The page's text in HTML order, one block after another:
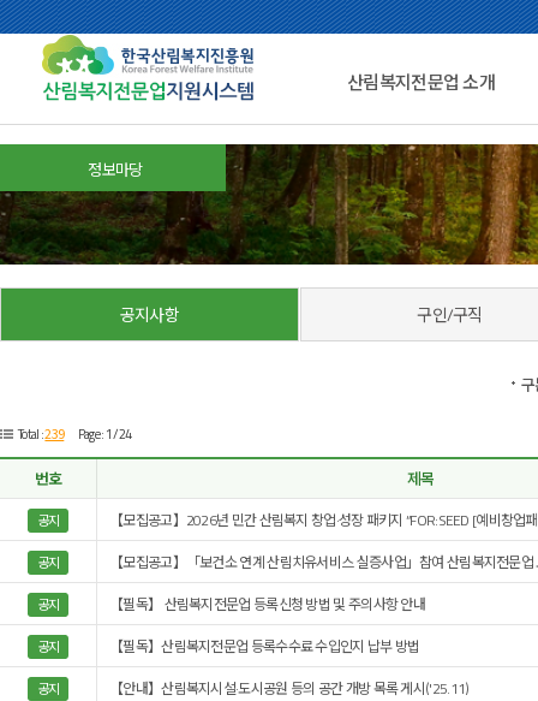
산림복지전문업 소개
정보마당
공지사항 구인/구직
Total :239 Page : 1 /24
번호 제목
공지 【모집공고】2026년 민간 산림복지 창업·성장 패키지 “FOR:SEED [예비창업
공지 【모집공고】「보건소 연계 산림치유서비스 실증사업」참여 산림복지전문
공지 【필독】 산림복지전문업 등록신청 방법 및 주의사항 안내
공지 【필독】산림복지전문업 등록수수료 수입인지 납부 방법
공지 【안내】산림복지시설·도시공원 등의 공간 개방 목록 게시('25.11)